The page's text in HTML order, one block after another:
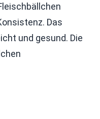
Das
und gesund. Die